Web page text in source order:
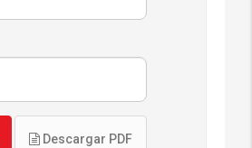
Descargar PDF